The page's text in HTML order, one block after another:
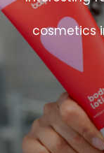
Proven
certified,
clean
cosmetics